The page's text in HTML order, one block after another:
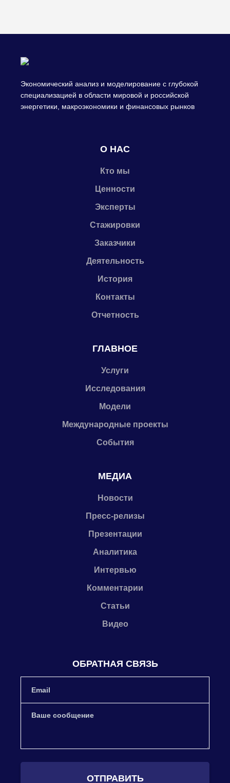
Экономический анализ и моделирование с глубокой
специализацией в области мировой и российской
энергетики, макроэкономики и финансовых рынков
О НАС
Кто мы
Ценности
Эксперты
Стажировки
Заказчики
Деятельность
История
Контакты
Отчетность
ГЛАВНОЕ
Услуги
Исследования
Модели
Международные проекты
События
МЕДИА
Новости
Пресс-релизы
Презентации
Аналитика
Интервью
Комментарии
Статьи
Видео
ОБРАТНАЯ СВЯЗЬ
ОТПРАВИТЬ